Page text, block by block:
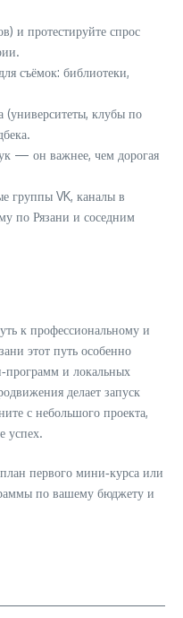
и протестируйте спрос
съёмок: библиотеки,
(университеты, клубы по
— он важнее, чем дорогая
группы VK, каналы в
по Рязани и соседним
к профессиональному и
этот путь особенно
и локальных
делает запуск
с небольшого проекта,
успех.
первого мини‑курса или
по вашему бюджету и